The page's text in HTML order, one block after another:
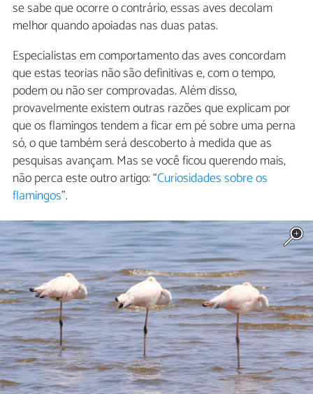
se sabe que ocorre o contrário, essas aves decolam
melhor quando apoiadas nas duas patas.
Especialistas em comportamento das aves concordam
que estas teorias não são definitivas e, com o tempo,
podem ou não ser comprovadas. Além disso,
provavelmente existem outras razões que explicam por
que os flamingos tendem a ficar em pé sobre uma perna
só, o que também será descoberto à medida que as
pesquisas avançam. Mas se você ficou querendo mais,
não perca este outro artigo: “Curiosidades sobre os
flamingos”.